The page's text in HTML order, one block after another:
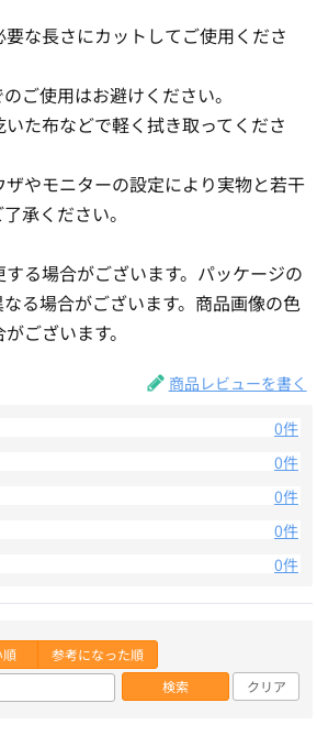
な長さにカットしてご使用くださ
ご使用はお避けください。
た布などで軽く拭き取ってくださ
やモニターの設定により実物と若干
承ください。
る場合がございます。パッケージの
る場合がございます。商品画像の色
ございます。
商品レビューを書く
0件
0件
0件
0件
0件
順 参考になった順
検索 クリア